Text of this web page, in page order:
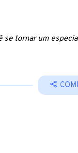
se tornar um